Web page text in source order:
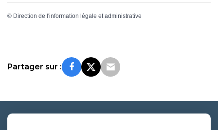
© Direction de l'information légale et administrative
Partager sur :